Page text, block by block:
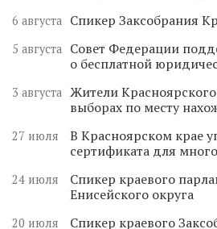
6 августа Спикер Заксобрания
5 августа
Совет Федерации
о бесплатной
3 августа Жители
выборах по месту
27 июля
В Красноярском крае
сертификата для
24 июля
Спикер краевого
Енисейского округа
20 июля
Спикер краевого